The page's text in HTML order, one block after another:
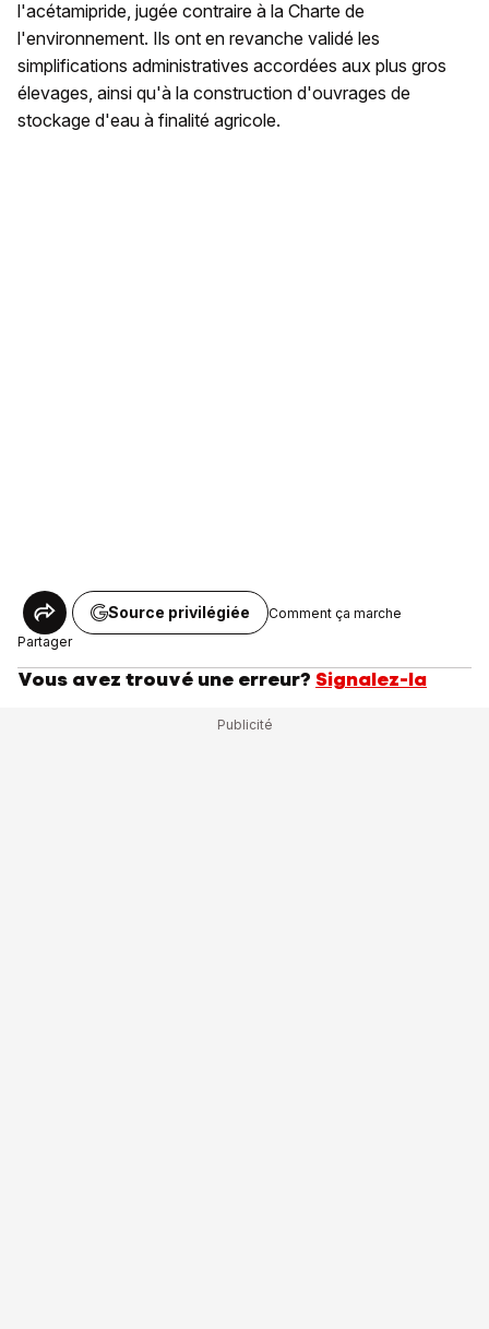
l'acétamipride, jugée contraire à la Charte de
l'environnement. Ils ont en revanche validé les
simplifications administratives accordées aux plus gros
élevages, ainsi qu'à la construction d'ouvrages de
stockage d'eau à finalité agricole.
Partager
Source privilégiée Comment ça marche
Vous avez trouvé une erreur? Signalez-la